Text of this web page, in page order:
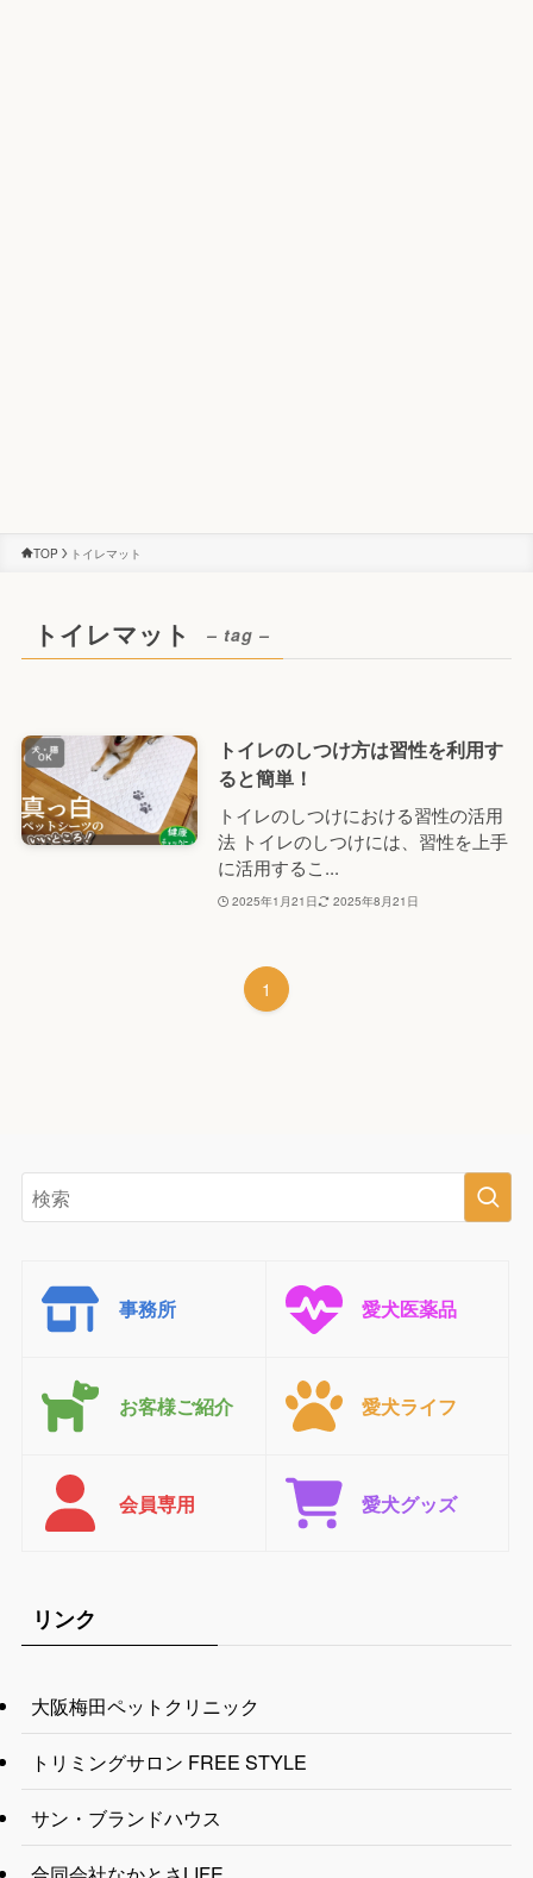
TOP トイレマット
トイレマット – tag –
トイレのしつけ方は習性を利用す
ると簡単！
トイレのしつけにおける習性の活用
法 トイレのしつけには、習性を上手
に活用するこ...
2025年1月21日 2025年8月21日
1
事務所 愛犬医薬品
お客様ご紹介 愛犬ライフ
会員専用 愛犬グッズ
リンク
大阪梅田ペットクリニック
トリミングサロン FREE STYLE
サン・ブランドハウス